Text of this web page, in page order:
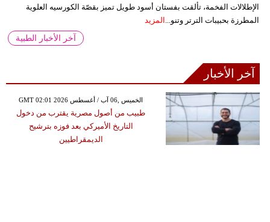
الإطلالات الفخمة، تألقت بفستان أسود طويل تميز بقصّة الكورسيه العلوية
المطرزة بحبيبات الترتر وتنو... المزيد
آخر الأخبار الطبية
آخر الأخبار
GMT 02:01 2026 الخميس ,06 آب / أغسطس
طبيب من أصول مصرية يقترب من دخول
التاريخ الأميركي بعد فوزه بترشيح
الديمقراطيين